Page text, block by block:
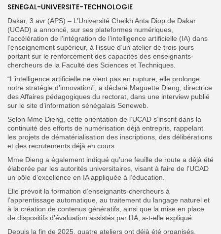
Search
for:
FR
SENEGAL-UNIVERSITE-TECHNOLOGIE
Dakar, 3 avr (APS) – L’Université Cheikh Anta Diop de Dakar
(UCAD) a annoncé, sur ses plateformes numériques,
l’accélération de l’intégration de l’intelligence artificielle (IA) dans
l’enseignement supérieur, à l’issue d’un atelier de trois jours
portant sur le renforcement des capacités des enseignants-
chercheurs de la Faculté des Sciences et Techniques.
“L’intelligence artificielle ne vient pas en rupture, elle prolonge
notre stratégie d’innovation”, a déclaré Maguette Dieng, directrice
des Affaires pédagogiques du rectorat, dans une interview publié
sur le site d’information sénégalais Seneweb.
Selon Mme Dieng, cette orientation de l’UCAD s’inscrit dans la
continuité des efforts de numérisation déjà entrepris, rappelant
les projets de dématérialisation des inscriptions, des délibérations
et des recrutements déjà en cours.
Mme Dieng a également indiqué qu’une feuille de route a déjà été
élaborée par les autorités universitaires, visant à faire de l’UCAD
un pôle d’excellence en IA appliquée à l’éducation.
Elle prévoit la formation d’enseignants-chercheurs à
l’apprentissage automatique, au traitement du langage naturel et
à la création de contenus génératifs, ainsi que la mise en place
de dispositifs d’évaluation assistés par l’IA, a-t-elle expliqué.
Depuis la fin de 2025, quatre ateliers ont déjà été organisés,